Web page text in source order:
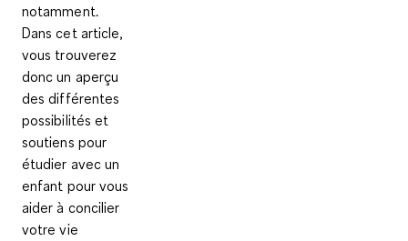
notamment.
Dans cet article,
vous trouverez
donc un aperçu
des différentes
possibilités et
soutiens pour
étudier avec un
enfant pour vous
aider à concilier
votre vie